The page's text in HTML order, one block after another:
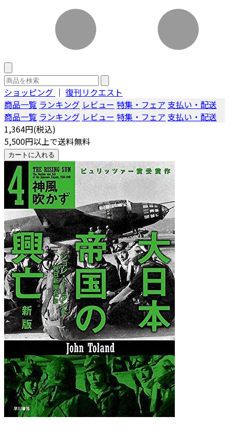
ショッピング ｜ 復刊リクエスト
商品一覧 ランキング レビュー 特集・フェア 支払い・配送
商品一覧 ランキング レビュー 特集・フェア 支払い・配送
1,364円(税込)
5,500円以上で送料無料
カートに入れる